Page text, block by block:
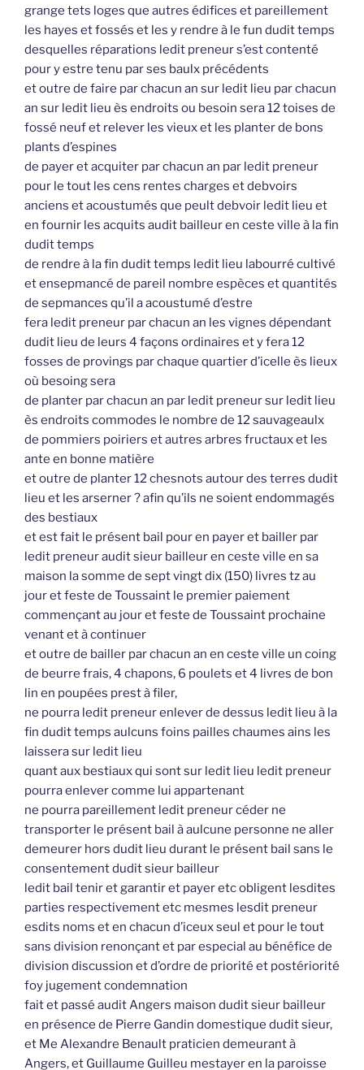
grange tets loges que autres édifices et pareillement
les hayes et fossés et les y rendre à le fun dudit temps
desquelles réparations ledit preneur s’est contenté
pour y estre tenu par ses baulx précédents
et outre de faire par chacun an sur ledit lieu par chacun
an sur ledit lieu ès endroits ou besoin sera 12 toises de
fossé neuf et relever les vieux et les planter de bons
plants d’espines
de payer et acquiter par chacun an par ledit preneur
pour le tout les cens rentes charges et debvoirs
anciens et acoustumés que peult debvoir ledit lieu et
en fournir les acquits audit bailleur en ceste ville à la fin
dudit temps
de rendre à la fin dudit temps ledit lieu labourré cultivé
et ensepmancé de pareil nombre espèces et quantités
de sepmances qu’il a acoustumé d’estre
fera ledit preneur par chacun an les vignes dépendant
dudit lieu de leurs 4 façons ordinaires et y fera 12
fosses de provings par chaque quartier d’icelle ès lieux
où besoing sera
de planter par chacun an par ledit preneur sur ledit lieu
ès endroits commodes le nombre de 12 sauvageaulx
de pommiers poiriers et autres arbres fructaux et les
ante en bonne matière
et outre de planter 12 chesnots autour des terres dudit
lieu et les arserner ? afin qu’ils ne soient endommagés
des bestiaux
et est fait le présent bail pour en payer et bailler par
ledit preneur audit sieur bailleur en ceste ville en sa
maison la somme de sept vingt dix (150) livres tz au
jour et feste de Toussaint le premier paiement
commençant au jour et feste de Toussaint prochaine
venant et à continuer
et outre de bailler par chacun an en ceste ville un coing
de beurre frais, 4 chapons, 6 poulets et 4 livres de bon
lin en poupées prest à filer,
ne pourra ledit preneur enlever de dessus ledit lieu à la
fin dudit temps aulcuns foins pailles chaumes ains les
laissera sur ledit lieu
quant aux bestiaux qui sont sur ledit lieu ledit preneur
pourra enlever comme lui appartenant
ne pourra pareillement ledit preneur céder ne
transporter le présent bail à aulcune personne ne aller
demeurer hors dudit lieu durant le présent bail sans le
consentement dudit sieur bailleur
ledit bail tenir et garantir et payer etc obligent lesdites
parties respectivement etc mesmes lesdit preneur
esdits noms et en chacun d’iceux seul et pour le tout
sans division renonçant et par especial au bénéfice de
division discussion et d’ordre de priorité et postériorité
foy jugement condemnation
fait et passé audit Angers maison dudit sieur bailleur
en présence de Pierre Gandin domestique dudit sieur,
et Me Alexandre Benault praticien demeurant à
Angers, et Guillaume Guilleu mestayer en la paroisse